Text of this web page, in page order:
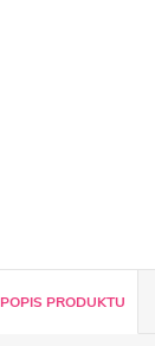
POPIS PRODUKTU